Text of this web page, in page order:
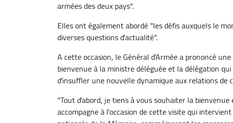
armées des deux pays".
Elles ont également abordé "les défis auxquels le
diverses questions d'actualité".
A cette occasion, le Général d’Armée a prononcé
bienvenue à la ministre déléguée et la délégation
d'insuffler une nouvelle dynamique aux relations de
"Tout d'abord, je tiens à vous souhaiter la
accompagne à l'occasion de cette visite qui